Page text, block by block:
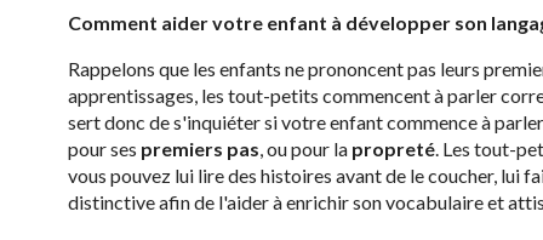
Comment aider votre enfant à développer son
Rappelons que les enfants ne prononcent pas leurs
apprentissages, les tout-petits commencent à parler
sert donc de s'inquiéter si votre enfant commence à
pour ses premiers pas, ou pour la propreté. Les tout-
vous pouvez lui lire des histoires avant de le coucher, lui
distinctive afin de l'aider à enrichir son vocabulaire et